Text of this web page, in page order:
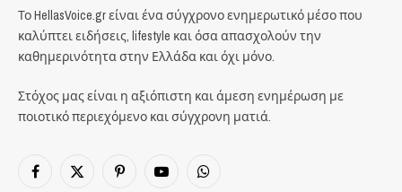
Το HellasVoice.gr είναι ένα σύγχρονο ενημερωτικό μέσο που
καλύπτει ειδήσεις, lifestyle και όσα απασχολούν την
καθημερινότητα στην Ελλάδα και όχι μόνο.
Στόχος μας είναι η αξιόπιστη και άμεση ενημέρωση με
ποιοτικό περιεχόμενο και σύγχρονη ματιά.
Facebook
X
PinterestYouTubeWhatsApp